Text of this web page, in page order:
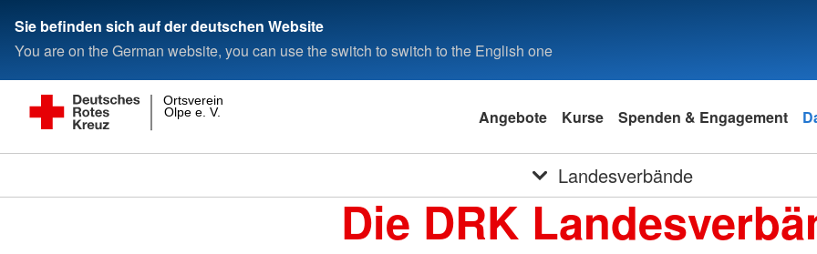
Sie befinden sich auf der deutschen Website
You are on the German website, you can use the switch to switch to the English one
Olpe e. V.
Ortsverein
Angebote Kurse Spenden & Engagement
Landesverbände
Die DRK